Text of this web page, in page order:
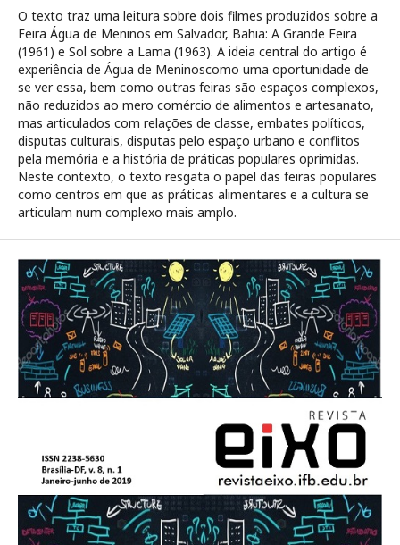
O texto traz uma leitura sobre dois filmes produzidos sobre a
Feira Água de Meninos em Salvador, Bahia: A Grande Feira
(1961) e Sol sobre a Lama (1963). A ideia central do artigo é
experiência de Água de Meninoscomo uma oportunidade de
se ver essa, bem como outras feiras são espaços complexos,
não reduzidos ao mero comércio de alimentos e artesanato,
mas articulados com relações de classe, embates políticos,
disputas culturais, disputas pelo espaço urbano e conflitos
pela memória e a história de práticas populares oprimidas.
Neste contexto, o texto resgata o papel das feiras populares
como centros em que as práticas alimentares e a cultura se
articulam num complexo mais amplo.